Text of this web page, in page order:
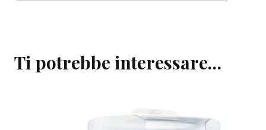
Ti potrebbe interessare…